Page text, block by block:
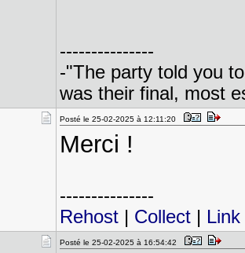
---------------
-"The party told you
was their final, most
Posté le 25-02-2025 à 12:11:20
Merci !
---------------
Rehost| Collect| Link
Posté le 25-02-2025 à 16:54:42